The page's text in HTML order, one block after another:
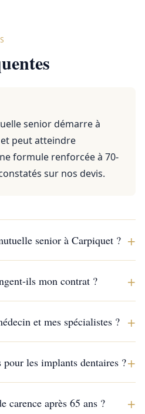
senior démarre à
peut atteindre
formule renforcée à 70-
sur nos devis.
senior à Carpiquet ? +
ils mon contrat ? +
et mes spécialistes ? +
pour les implants dentaires ?+
carence après 65 ans ? +